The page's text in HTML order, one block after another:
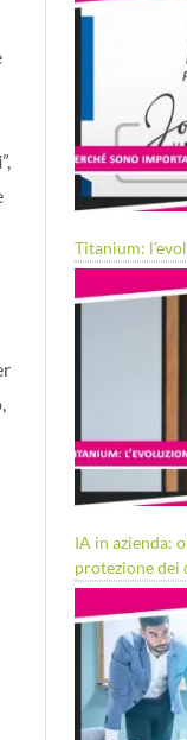
”,
Titanium:
IA in azienda:
protezione dei